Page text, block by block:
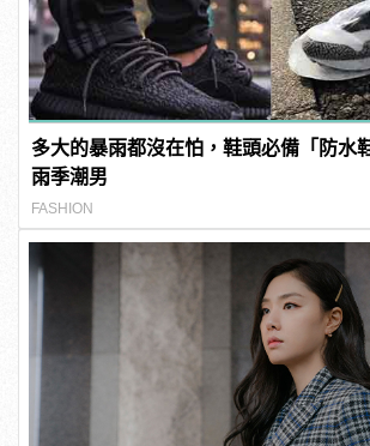
多大的暴雨都沒在怕，鞋頭必備「防水
雨季潮男
FASHION